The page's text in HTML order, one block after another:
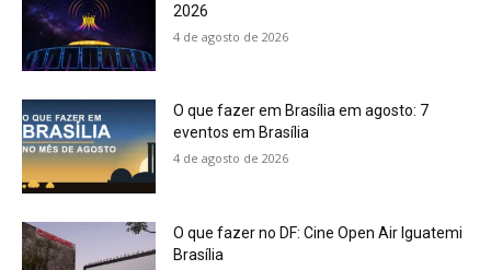
2026
4 de agosto de 2026
O que fazer em Brasília em agosto: 7
eventos em Brasília
4 de agosto de 2026
O que fazer no DF: Cine Open Air Iguatemi
Brasília